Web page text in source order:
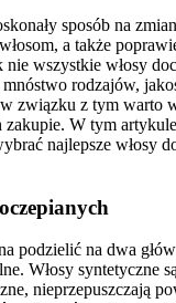
sposób na
a także
nie wszystkie włosy
rodzajów,
związku z tym warto
W tym
najlepsze włosy
podzielić na dwa
Włosy syntetyczne
nieprzepuszczają